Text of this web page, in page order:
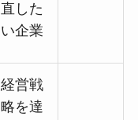
直した
い企業
経営戦
略を達